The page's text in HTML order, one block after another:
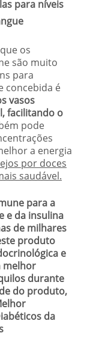
para níveis
os
são muito
para
concebida é
vasos
facilitando o
pode
a energia
por doces
saudável.
para a
e da insulina
de milhares
produto
e
melhor
durante
do produto,
da